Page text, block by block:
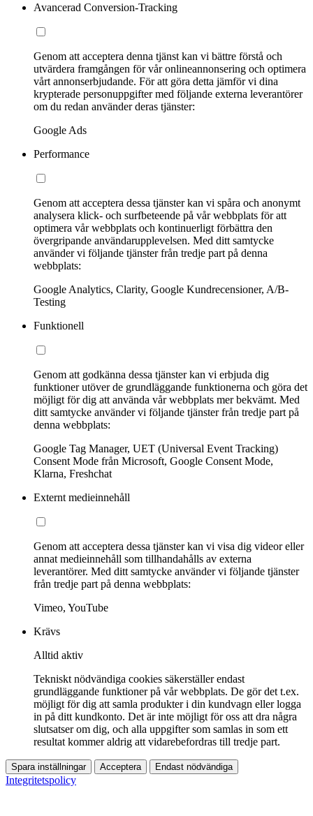
Avancerad Conversion-Tracking
Genom att acceptera denna tjänst kan vi bättre förstå och
utvärdera framgången för vår onlineannonsering och optimera
vårt annonserbjudande. För att göra detta jämför vi dina
krypterade personuppgifter med följande externa leverantörer
om du redan använder deras tjänster:
Google Ads
Performance
Genom att acceptera dessa tjänster kan vi spåra och anonymt
analysera klick- och surfbeteende på vår webbplats för att
optimera vår webbplats och kontinuerligt förbättra den
övergripande användarupplevelsen. Med ditt samtycke
använder vi följande tjänster från tredje part på denna
webbplats:
Google Analytics, Clarity, Google Kundrecensioner, A/B-
Testing
Funktionell
Genom att godkänna dessa tjänster kan vi erbjuda dig
funktioner utöver de grundläggande funktionerna och göra det
möjligt för dig att använda vår webbplats mer bekvämt. Med
ditt samtycke använder vi följande tjänster från tredje part på
denna webbplats:
Google Tag Manager, UET (Universal Event Tracking)
Consent Mode från Microsoft, Google Consent Mode,
Klarna, Freshchat
Externt medieinnehåll
Genom att acceptera dessa tjänster kan vi visa dig videor eller
annat medieinnehåll som tillhandahålls av externa
leverantörer. Med ditt samtycke använder vi följande tjänster
från tredje part på denna webbplats:
Vimeo, YouTube
Krävs
Alltid aktiv
Tekniskt nödvändiga cookies säkerställer endast
grundläggande funktioner på vår webbplats. De gör det t.ex.
möjligt för dig att samla produkter i din kundvagn eller logga
in på ditt kundkonto. Det är inte möjligt för oss att dra några
slutsatser om dig, och alla uppgifter som samlas in som ett
resultat kommer aldrig att vidarebefordras till tredje part.
Spara inställningar Acceptera Endast nödvändiga
Integritetspolicy